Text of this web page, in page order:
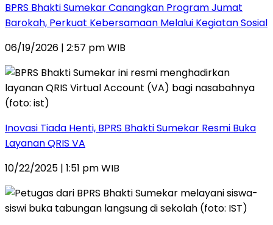
BPRS Bhakti Sumekar Canangkan Program Jumat
Barokah, Perkuat Kebersamaan Melalui Kegiatan Sosial
06/19/2026 | 2:57 pm WIB
Inovasi Tiada Henti, BPRS Bhakti Sumekar Resmi Buka
Layanan QRIS VA
10/22/2025 | 1:51 pm WIB